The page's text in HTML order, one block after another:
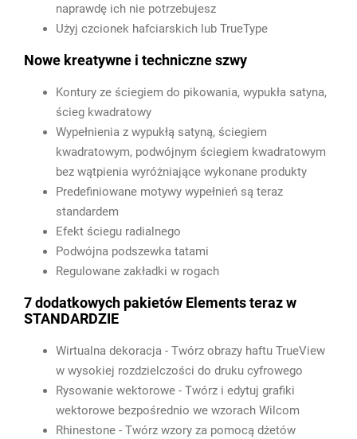
naprawdę ich nie potrzebujesz
Użyj czcionek hafciarskich lub TrueType
Nowe kreatywne i techniczne szwy
Kontury ze ściegiem do pikowania, wypukła satyna,
ścieg kwadratowy
Wypełnienia z wypukłą satyną, ściegiem
kwadratowym, podwójnym ściegiem kwadratowym
bez wątpienia wyróżniające wykonane produkty
Predefiniowane motywy wypełnień są teraz
standardem
Efekt ściegu radialnego
Podwójna podszewka tatami
Regulowane zakładki w rogach
7 dodatkowych pakietów Elements teraz w
STANDARDZIE
Wirtualna dekoracja - Twórz obrazy haftu TrueView
w wysokiej rozdzielczości do druku cyfrowego
Rysowanie wektorowe - Twórz i edytuj grafiki
wektorowe bezpośrednio we wzorach Wilcom
Rhinestone - Twórz wzory za pomocą dżetów